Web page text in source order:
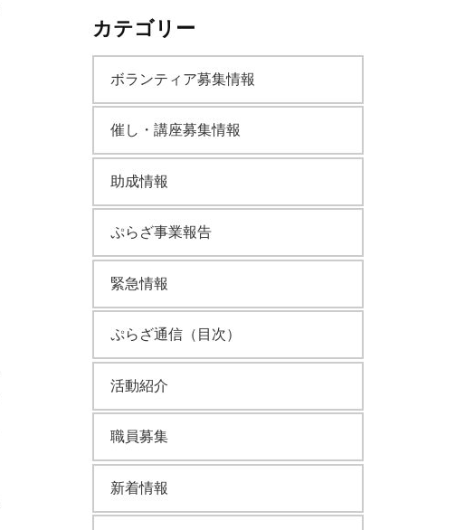
カ
カテゴリー
ボランティア募集情報
催し・講座募集情報
助成情報
ぷらざ事業報告
緊急情報
ぷらざ通信（目次）
活動紹介
職員募集
新着情報